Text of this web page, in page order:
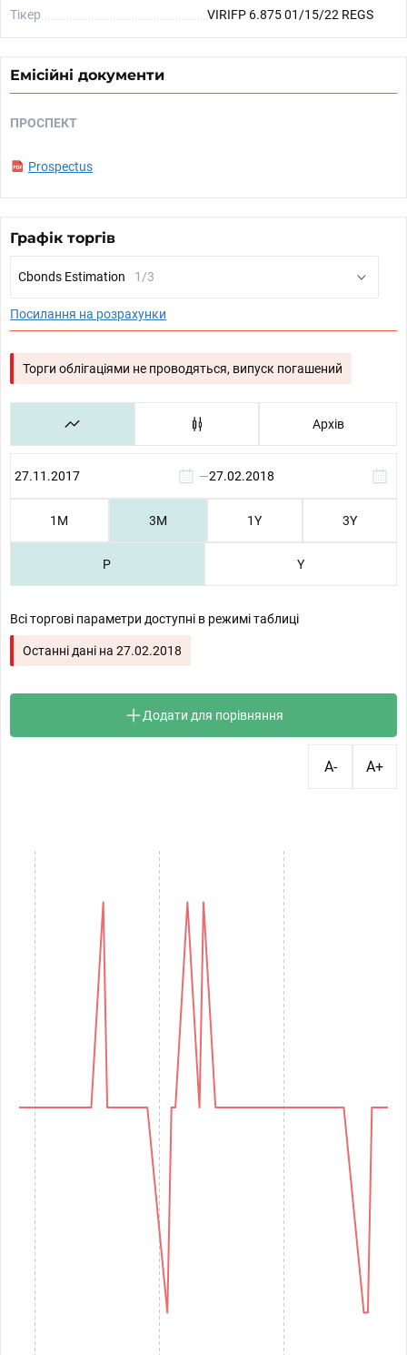
Тікер
VIRIFP 6.875 01/15/22 REGS
Емісійні документи
ПРОСПЕКТ
Prospectus
Графік торгів
Cbonds Estimation 1/3
Посилання на розрахунки
Торги облігаціями не проводяться, випуск погашений
Архів
—
1М 3М 1Y 3Y
P Y
Всі торгові параметри доступні в режимі таблиці
Останні дані на 27.02.2018
Додати для порівняння
A- A+